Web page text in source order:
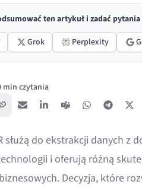
ten artykuł i zadać pytania
Grok Perplexity
min czytania
Skopiuj link
E-mail LinkedInTeams WhatsAppTelegram
służą do ekstrakcji danych z
i oferują różną
Decyzja, które